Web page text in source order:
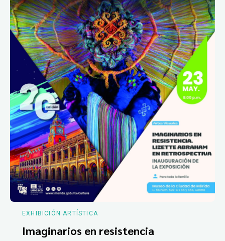
EXHIBICIÓN ARTÍSTICA
Imaginarios en resistencia